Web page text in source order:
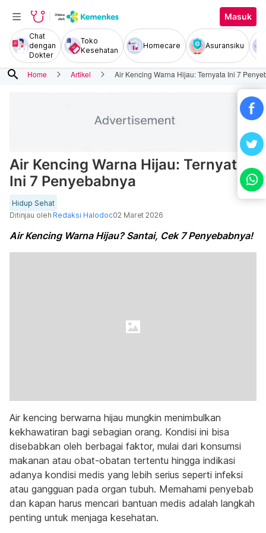
Masuk
Chat
dengan
Dokter
Toko
Kesehatan
Homecare Asuransiku
search Home Artikel Air Kencing Warna Hijau: Ternyata Ini 7
Air Kencing Warna Hijau: Ternyata
Ini 7 Penyebabnya
Hidup Sehat
Ditinjau oleh Redaksi Halodoc02 Maret 2026
Air Kencing Warna Hijau? Santai, Cek 7 Penyebabnya!
Air kencing berwarna hijau mungkin menimbulkan
kekhawatiran bagi sebagian orang. Kondisi ini bisa
disebabkan oleh berbagai faktor, mulai dari konsumsi
makanan atau obat-obatan tertentu hingga indikasi
adanya kondisi medis yang lebih serius seperti infeksi
atau gangguan pada organ tubuh. Memahami penyebab
dan kapan harus mencari bantuan medis adalah langkah
penting untuk menjaga kesehatan.